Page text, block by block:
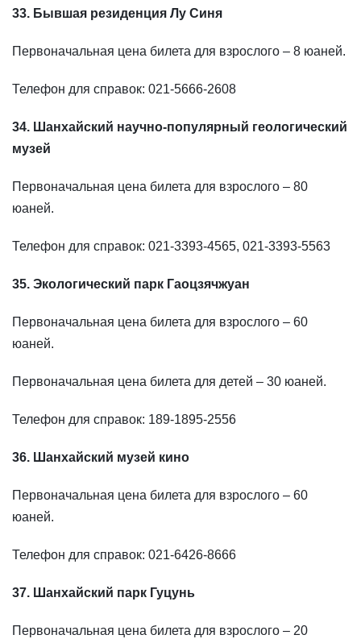
33. Бывшая резиденция Лу Синя
Первоначальная цена билета для взрослого – 8 юаней.
Телефон для справок: 021-5666-2608
34. Шанхайский научно-популярный геологический
музей
Первоначальная цена билета для взрослого – 80
юаней.
Телефон для справок: 021-3393-4565, 021-3393-5563
35. Экологический парк Гаоцзячжуан
Первоначальная цена билета для взрослого – 60
юаней.
Первоначальная цена билета для детей – 30 юаней.
Телефон для справок: 189-1895-2556
36. Шанхайский музей кино
Первоначальная цена билета для взрослого – 60
юаней.
Телефон для справок: 021-6426-8666
37. Шанхайский парк Гуцунь
Первоначальная цена билета для взрослого – 20